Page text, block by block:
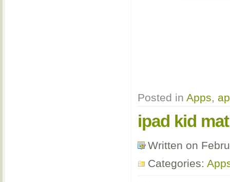
Posted in Apps,
ipad kid
Written on
Categories: